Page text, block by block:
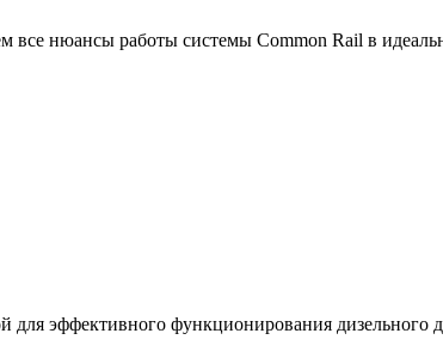
все нюансы работы системы Common Rail в
для эффективного функционирования дизельного